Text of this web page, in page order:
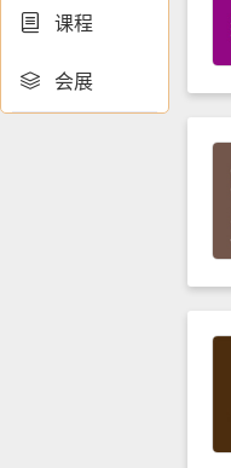
 课程
 会展